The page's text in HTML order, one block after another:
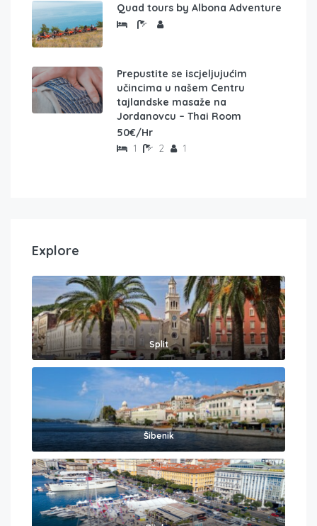
Quad tours by Albona Adventure
Prepustite se iscjeljujućim
učincima u našem Centru
tajlandske masaže na
Jordanovcu – Thai Room
50€/Hr
1 2 1
Explore
Split
Šibenik